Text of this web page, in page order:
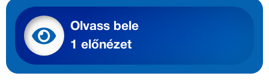
Olvass bele
1 előnézet